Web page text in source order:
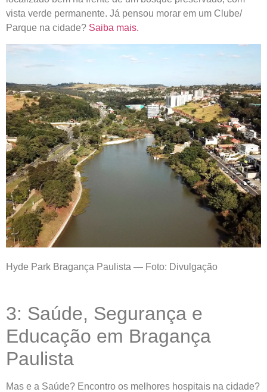
vista verde permanente. Já pensou morar em um Clube/
Parque na cidade? Saiba mais.
Hyde Park Bragança Paulista — Foto: Divulgação
3: Saúde, Segurança e
Educação em Bragança
Paulista
Mas e a Saúde? Encontro os melhores hospitais na cidade?